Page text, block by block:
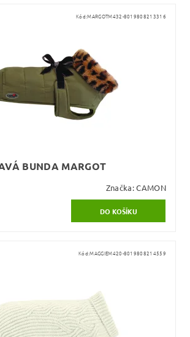
Kód:MARGOTM432-8019808213316
BUNDA MARGOT
Značka:CAMON
Kód:MAGGIEM420-8019808214559